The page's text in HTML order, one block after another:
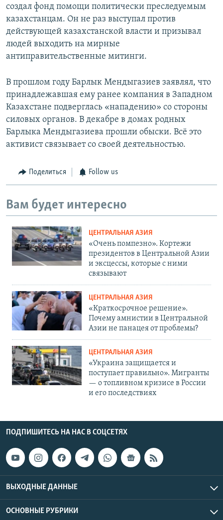
создал фонд помощи политически преследуемым
казахстанцам. Он не раз выступал против
действующей казахстанской власти и призывал
людей выходить на мирные
антиправительственные митинги.
В прошлом году Барлык Мендыгазиев заявлял, что
принадлежавшая ему ранее компания в Западном
Казахстане подверглась «нападению» со стороны
силовых органов. В декабре в домах родных
Барлыка Мендыгазиева прошли обыски. Всё это
активист связывает со своей деятельностью.
Поделиться Follow us
Вам будет интересно
ЦЕНТРАЛЬНАЯ АЗИЯ
«Очень помпезно». Кортежи
президентов в Центральной Азии
и эксцессы, которые с ними
связывают
ЦЕНТРАЛЬНАЯ АЗИЯ
«Краткосрочное решение».
Почему амнистии в Центральной
Азии не панацея от проблемы?
ЦЕНТРАЛЬНАЯ АЗИЯ
«Украина защищается и
поступает правильно». Мигранты
— о топливном кризисе в России
и его последствиях
ПОДПИШИТЕСЬ НА НАС В СОЦСЕТЯХ
ВЫХОДНЫЕ ДАННЫЕ
ОСНОВНЫЕ РУБРИКИ